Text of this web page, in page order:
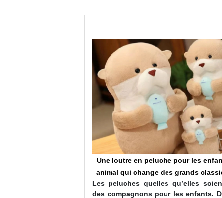
Une loutre en peluche pour les
animal qui change des grands
Les peluches quelles qu’elles
des compagnons pour les enfants.